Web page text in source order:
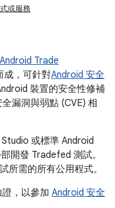
或服務
Android Trade
成，可針對Android 安全
裝置的安全性修補
漏洞與弱點 (CVE) 相
或標準 Android
開發 Tradefed 測試。
所需的所有公用程式。
，以參加 Android 安全